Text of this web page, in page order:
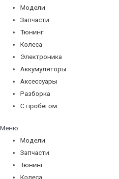
Модели
Запчасти
Тюнинг
Колеса
Электроника
Аккумуляторы
Аксессуары
Разборка
С пробегом
Меню
Модели
Запчасти
Тюнинг
Колеса